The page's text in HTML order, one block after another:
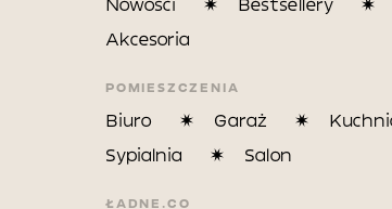
Nowości Bestsellery
Akcesoria
POMIESZCZENIA
Biuro Garaż
Sypialnia
Salon
ŁADNE.CO